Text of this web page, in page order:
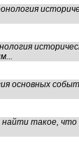
основных
такое,